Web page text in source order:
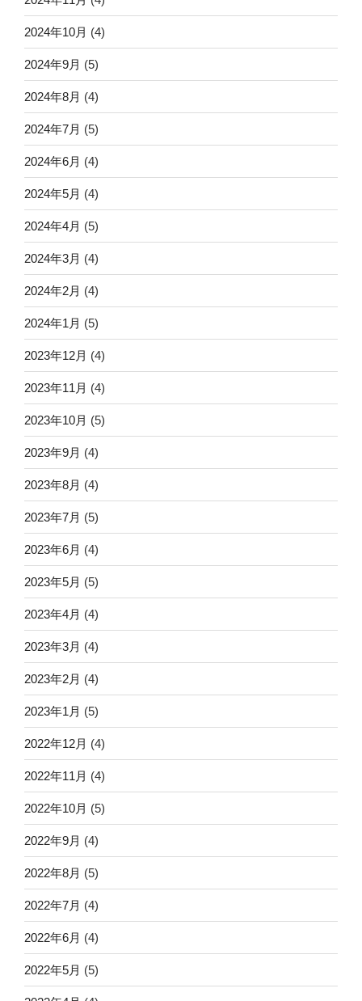
2024年10月 (4)
2024年9月 (5)
2024年8月 (4)
2024年7月 (5)
2024年6月 (4)
2024年5月 (4)
2024年4月 (5)
2024年3月 (4)
2024年2月 (4)
2024年1月 (5)
2023年12月 (4)
2023年11月 (4)
2023年10月 (5)
2023年9月 (4)
2023年8月 (4)
2023年7月 (5)
2023年6月 (4)
2023年5月 (5)
2023年4月 (4)
2023年3月 (4)
2023年2月 (4)
2023年1月 (5)
2022年12月 (4)
2022年11月 (4)
2022年10月 (5)
2022年9月 (4)
2022年8月 (5)
2022年7月 (4)
2022年6月 (4)
2022年5月 (5)